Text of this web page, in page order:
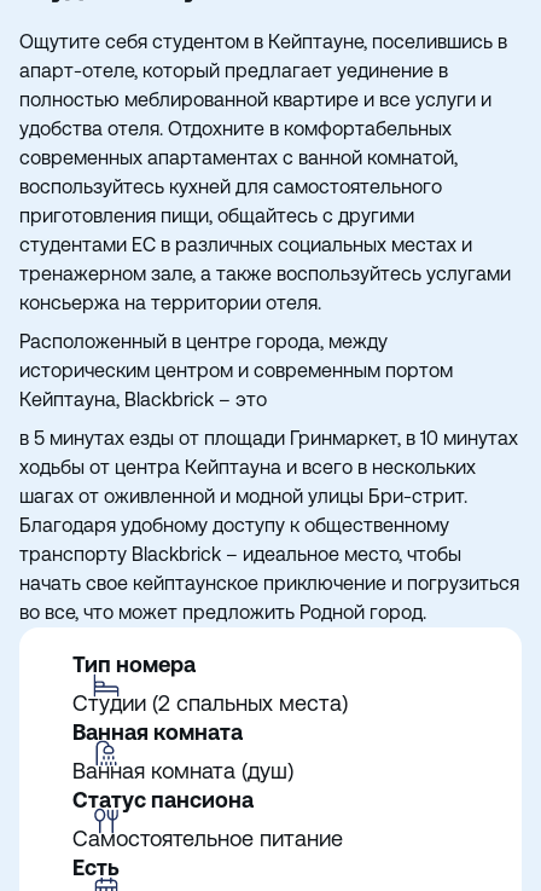
Ощутите себя студентом в Кейптауне, поселившись в
апарт-отеле, который предлагает уединение в
полностью меблированной квартире и все услуги и
удобства отеля. Отдохните в комфортабельных
современных апартаментах с ванной комнатой,
воспользуйтесь кухней для самостоятельного
приготовления пищи, общайтесь с другими
студентами EC в различных социальных местах и
тренажерном зале, а также воспользуйтесь услугами
консьержа на территории отеля.
Расположенный в центре города, между
историческим центром и современным портом
Кейптауна, Blackbrick – это
в 5 минутах езды от площади Гринмаркет, в 10 минутах
ходьбы от центра Кейптауна и всего в нескольких
шагах от оживленной и модной улицы Бри-стрит.
Благодаря удобному доступу к общественному
транспорту Blackbrick – идеальное место, чтобы
начать свое кейптаунское приключение и погрузиться
во все, что может предложить Родной город.
Тип номера
Студии (2 спальных места)
Ванная комната
Ванная комната (душ)
Статус пансиона
Самостоятельное питание
Есть